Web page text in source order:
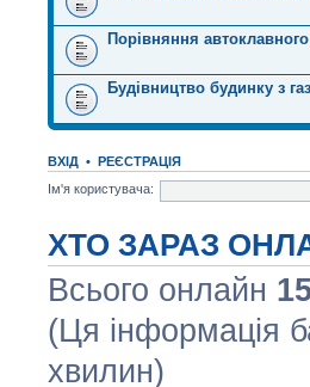
Порівняння
Будівництво будинку з
ВХІД • РЕЄСТРАЦІЯ
Ім'я користувача:
ХТО ЗАРАЗ
Всього онлайн
(Ця інформація
хвилин)